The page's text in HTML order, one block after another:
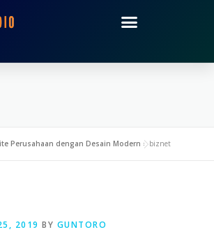
Perusahaan dengan Desain Modern »biznet
2019 BY GUNTORO